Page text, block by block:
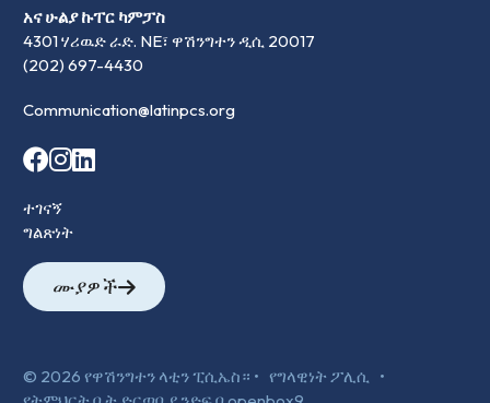
አና ሁልያ ኩፐር ካምፓስ
4301 ሃሪዉድ ራድ. NE፣ ዋሽንግተን ዲሲ 20017
(202) 697-4430
Communication@latinpcs.org
ተገናኝ
ግልጽነት
ሙያዎች
© 2026 የዋሽንግተን ላቲን ፒሲኤስ። • የግላዊነት ፖሊሲ •